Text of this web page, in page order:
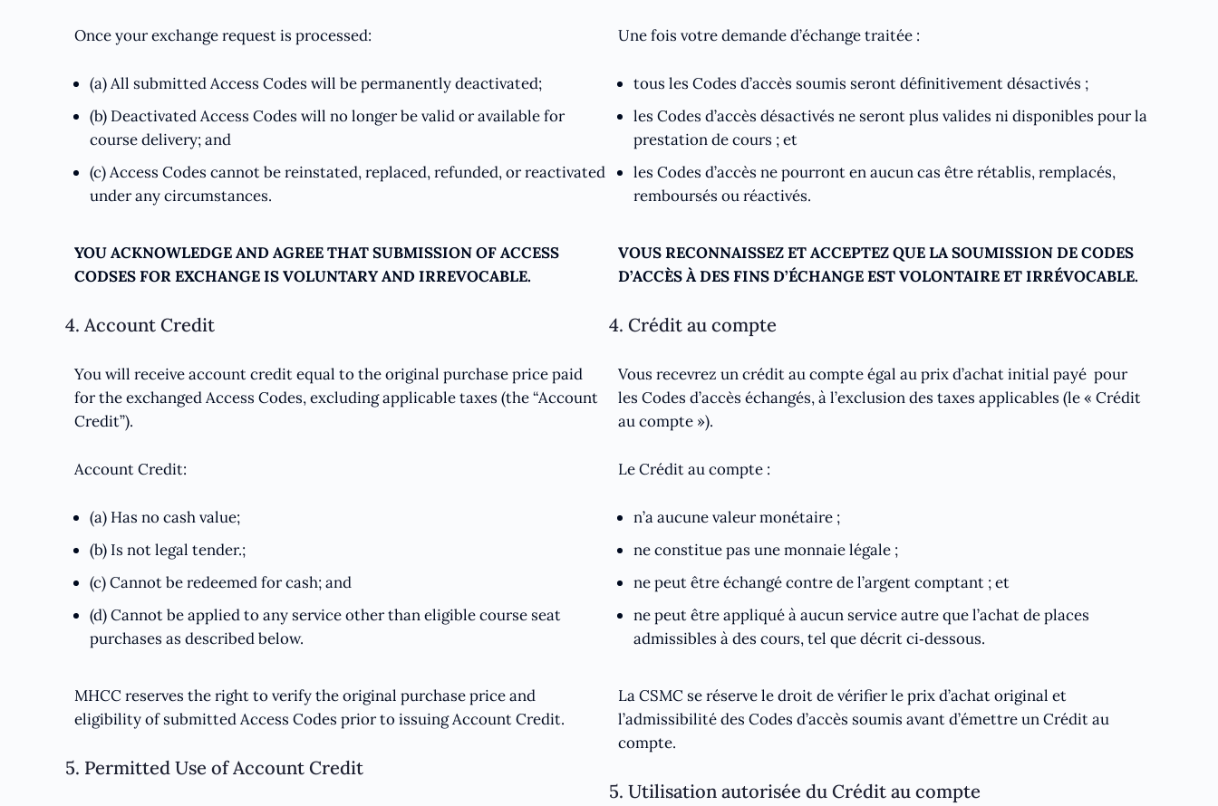
Once your exchange request is processed:
(a) All submitted Access Codes will be permanently deactivated;
(b) Deactivated Access Codes will no longer be valid or available for
course delivery; and
(c) Access Codes cannot be reinstated, replaced, refunded, or reactivated
under any circumstances.
YOU ACKNOWLEDGE AND AGREE THAT SUBMISSION OF ACCESS
CODSES FOR EXCHANGE IS VOLUNTARY AND IRREVOCABLE.
4. Account Credit
You will receive account credit equal to the original purchase price paid
for the exchanged Access Codes, excluding applicable taxes (the “Account
Credit”).
Account Credit:
(a) Has no cash value;
(b) Is not legal tender.;
(c) Cannot be redeemed for cash; and
(d) Cannot be applied to any service other than eligible course seat
purchases as described below.
MHCC reserves the right to verify the original purchase price and
eligibility of submitted Access Codes prior to issuing Account Credit.
5. Permitted Use of Account Credit
Une fois votre demande d’échange traitée :
tous les Codes d’accès soumis seront définitivement désactivés ;
les Codes d’accès désactivés ne seront plus valides ni disponibles pour la
prestation de cours ; et
les Codes d’accès ne pourront en aucun cas être rétablis, remplacés,
remboursés ou réactivés.
VOUS RECONNAISSEZ ET ACCEPTEZ QUE LA SOUMISSION DE CODES
D’ACCÈS À DES FINS D’ÉCHANGE EST VOLONTAIRE ET IRRÉVOCABLE.
4. Crédit au compte
Vous recevrez un crédit au compte égal au prix d’achat initial payé pour
les Codes d’accès échangés, à l’exclusion des taxes applicables (le « Crédit
au compte »).
Le Crédit au compte :
n’a aucune valeur monétaire ;
ne constitue pas une monnaie légale ;
ne peut être échangé contre de l’argent comptant ; et
ne peut être appliqué à aucun service autre que l’achat de places
admissibles à des cours, tel que décrit ci‑dessous.
La CSMC se réserve le droit de vérifier le prix d’achat original et
l’admissibilité des Codes d’accès soumis avant d’émettre un Crédit au
compte.
5. Utilisation autorisée du Crédit au compte